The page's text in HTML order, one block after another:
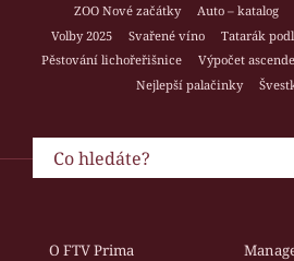
ZOO Nové začátky
Auto – katalog
Volby 2025
Svařené víno Tatarák
Pěstování lichořeřišnice
Výpočet
Nejlepší palačinky
O FTV Prima